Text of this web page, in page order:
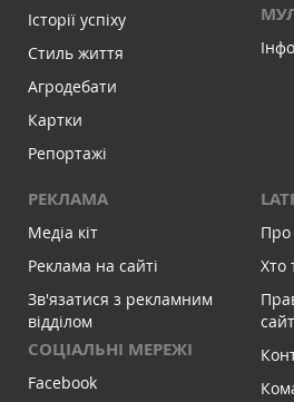
Історії успіху
Стиль життя
Агродебати
Картки
Репортажі
РЕКЛАМА
Медіа кіт
Реклама на сайті
Зв'язатися з рекламним
відділом
СОЦІАЛЬНІ МЕРЕЖІ
Facebook
Про
Хто